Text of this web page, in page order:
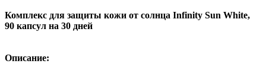
Комплекс для защиты кожи от солнца Infinity Sun White,
90 капсул на 30 дней
Описание: